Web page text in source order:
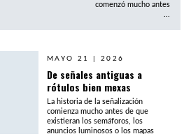
comenzó mucho antes
MAYO 21 | 2026
De señales antiguas a
rótulos bien mexas
La historia de la señalización
comienza mucho antes de que
existieran los semáforos, los
anuncios luminosos o los mapas